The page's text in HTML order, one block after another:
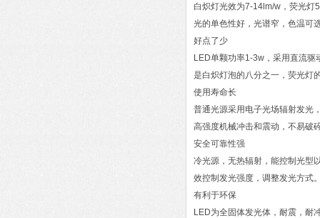
白炽灯光效为7-14lm/w，荧光
光的单色性好，光谱窄，色温可
好点了少
LED单颗功率1-3w，采用直流
是白炽灯泡的八分之一，荧光灯
使用寿命长
普通光源采用电子光场辐射发光
高强度机械冲击和震动，不易破
安全可靠性强
冷光源，无热辐射，能控制光型
效控制发光强度，调整发光方式
有利于环保
LED为全固体发光体，耐震，耐